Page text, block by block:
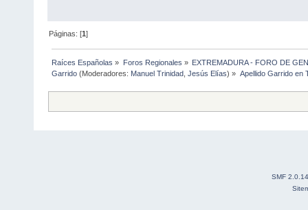
Páginas: [1]
Raíces Españolas » Foros Regionales »
EXTREMADURA - FORO DE
Garrido (Moderadores: Manuel Trinidad ,Jesús Elías) » Apellido Garrido en
SMF 2.0.14